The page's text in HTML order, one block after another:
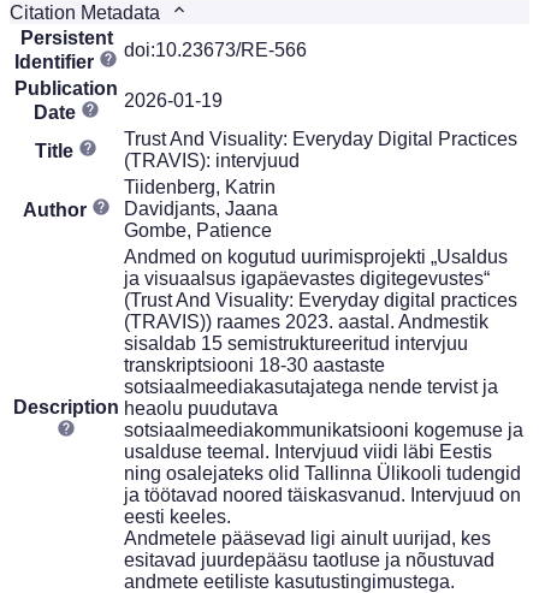
Citation Metadata
Persistent
Identifier
doi:10.23673/RE-566
Publication
Date
2026-01-19
Title
Trust And Visuality: Everyday Digital Practices
(TRAVIS): intervjuud
Author
Tiidenberg, Katrin
Davidjants, Jaana
Gombe, Patience
Description
Andmed on kogutud uurimisprojekti „Usaldus
ja visuaalsus igapäevastes digitegevustes“
(Trust And Visuality: Everyday digital practices
(TRAVIS)) raames 2023. aastal. Andmestik
sisaldab 15 semistruktureeritud intervjuu
transkriptsiooni 18-30 aastaste
sotsiaalmeediakasutajatega nende tervist ja
heaolu puudutava
sotsiaalmeediakommunikatsiooni kogemuse ja
usalduse teemal. Intervjuud viidi läbi Eestis
ning osalejateks olid Tallinna Ülikooli tudengid
ja töötavad noored täiskasvanud. Intervjuud on
eesti keeles.
Andmetele pääsevad ligi ainult uurijad, kes
esitavad juurdepääsu taotluse ja nõustuvad
andmete eetiliste kasutustingimustega.